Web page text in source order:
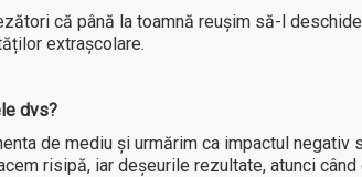
că până la toamnă reușim să-l
extrașcolare.
dvs?
de mediu și urmărim ca impactul negativ
risipă, iar deșeurile rezultate, atunci